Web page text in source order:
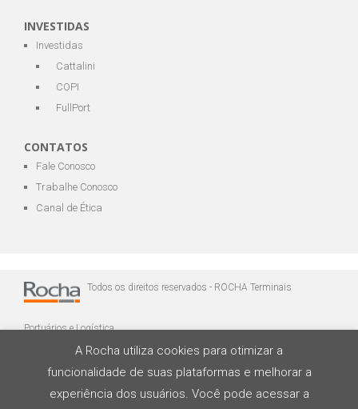
INVESTIDAS
Investidas
Cattalini
COPI
FullPort
CONTATOS
Fale Conosco
Trabalhe Conosco
Canal de Ética
Todos os direitos reservados - ROCHA Terminais
Portuários e Logística
A Rocha utiliza cookies para otimizar a
funcionalidade de suas plataformas e melhorar a
experiência dos usuários. Você pode acessar a